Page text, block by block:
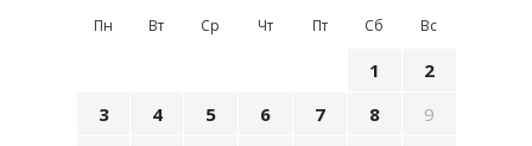
Пн Вт Ср Чт Пт Сб Вс
1
2
3
4 5 6 7 8
9